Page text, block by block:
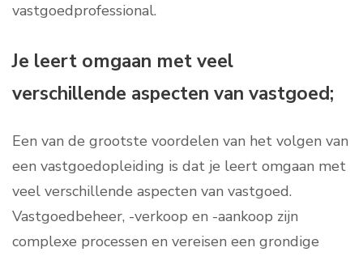
vastgoedprofessional.
Je leert omgaan met veel
verschillende aspecten van vastgoed;
Een van de grootste voordelen van het volgen van
een vastgoedopleiding is dat je leert omgaan met
veel verschillende aspecten van vastgoed.
Vastgoedbeheer, -verkoop en -aankoop zijn
complexe processen en vereisen een grondige